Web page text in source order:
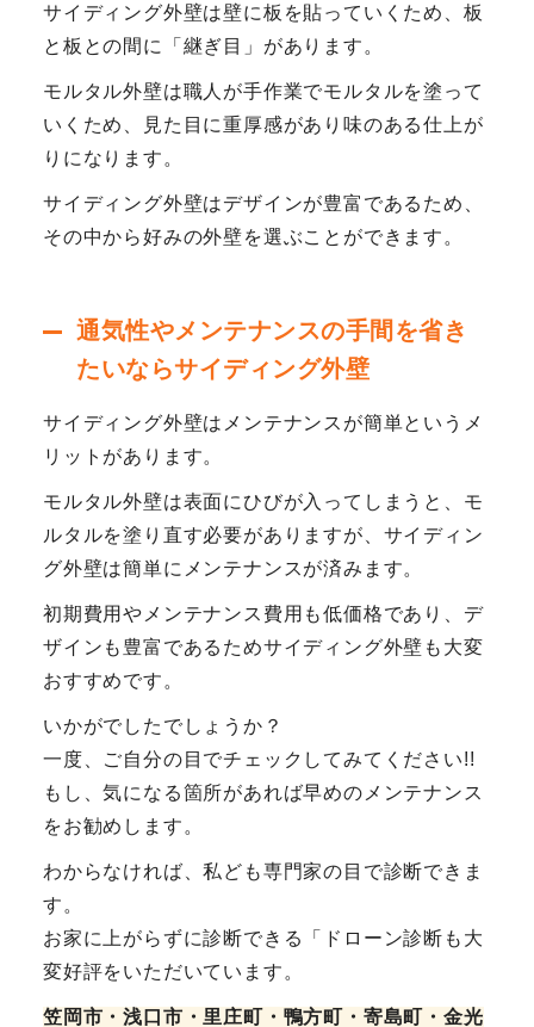
サイディング外壁は壁に板を貼っていくため、板
と板との間に「継ぎ目」があります。
モルタル外壁は職人が手作業でモルタルを塗って
いくため、見た目に重厚感があり味のある仕上が
りになります。
サイディング外壁はデザインが豊富であるため、
その中から好みの外壁を選ぶことができます。
通気性やメンテナンスの手間を省き
たいならサイディング外壁
サイディング外壁はメンテナンスが簡単というメ
リットがあります。
モルタル外壁は表面にひびが入ってしまうと、モ
ルタルを塗り直す必要がありますが、サイディン
グ外壁は簡単にメンテナンスが済みます。
初期費用やメンテナンス費用も低価格であり、デ
ザインも豊富であるためサイディング外壁も大変
おすすめです。
いかがでしたでしょうか？
一度、ご自分の目でチェックしてみてください!!
もし、気になる箇所があれば早めのメンテナンス
をお勧めします。
わからなければ、私ども専門家の目で診断できま
す。
お家に上がらずに診断できる「ドローン診断も大
変好評をいただいています。
笠岡市・浅口市・里庄町・鴨方町 ・寄島町・金光